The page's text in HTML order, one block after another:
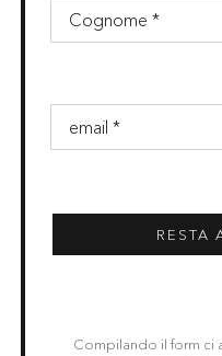
RESTA
Compilando il form ci